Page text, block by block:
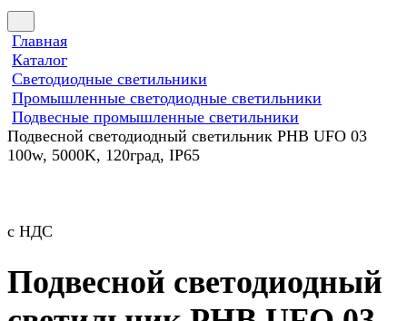
Главная
Каталог
Светодиодные светильники
Промышленные светодиодные светильники
Подвесные промышленные светильники
Подвесной светодиодный светильник PHB UFO 03
100w, 5000K, 120град, IP65
с НДС
Подвесной светодиодный